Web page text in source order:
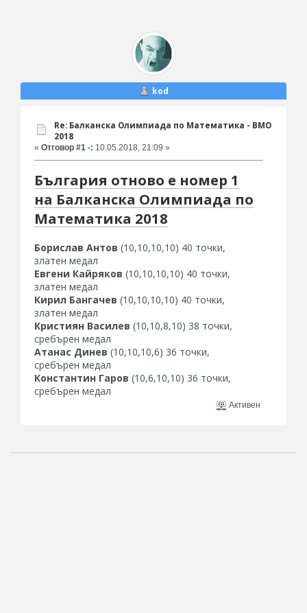
kod
Re: Балканска Олимпиада по Математика - BMO
2018
« Отговор #1 -: 10.05.2018, 21:09 »
България отново е номер 1
на Балканска Олимпиада по
Математика 2018
Борислав Антов (10,10,10,10) 40 точки,
златен медал
Евгени Кайряков (10,10,10,10) 40 точки,
златен медал
Кирил Бангачев (10,10,10,10) 40 точки,
златен медал
Кристиян Василев (10,10,8,10) 38 точки,
сребърен медал
Атанас Динев (10,10,10,6) 36 точки,
сребърен медал
Константин Гаров (10,6,10,10) 36 точки,
сребърен медал
Активен